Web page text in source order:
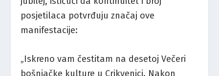
posjetilaca potvrđuju značaj ove
manifestacije:
„Iskreno vam čestitam na desetoj Večeri
bošnjačke kulture u Crikvenici. Nakon